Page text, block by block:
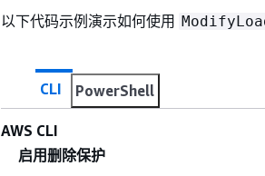
以下代码示例演示如何使用
CLI PowerShell
AWS CLI
启用删除保护